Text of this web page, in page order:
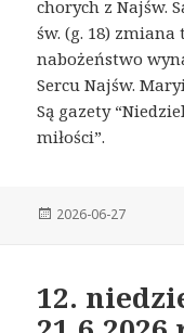
chorych z Najśw.
św. (g. 18)
nabożeństwo
Sercu Najśw.
Są gazety
miłości”.
Posted
2026-06-27
12.